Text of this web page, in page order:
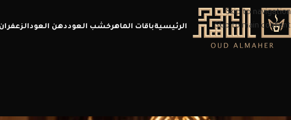
Skip to navigation
Skip to main content
الرئيسيةباقات الماهرخشب العوددهن العودالزعفران